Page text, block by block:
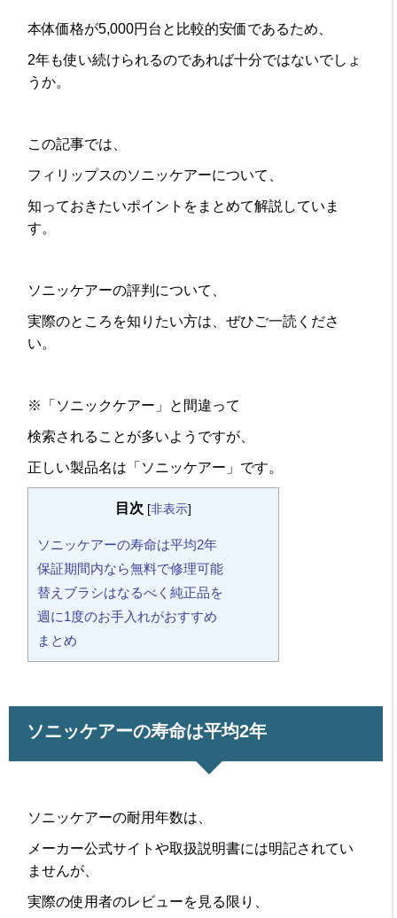
本体価格が5,000円台と比較的安価であるため、
2年も使い続けられるのであれば十分ではないでしょ
うか。
この記事では、
フィリップスのソニッケアーについて、
知っておきたいポイントをまとめて解説していま
す。
ソニッケアーの評判について、
実際のところを知りたい方は、ぜひご一読くださ
い。
※「ソニックケアー」と間違って
検索されることが多いようですが、
正しい製品名は「ソニッケアー」です。
目次 [非表示]
ソニッケアーの寿命は平均2年
保証期間内なら無料で修理可能
替えブラシはなるべく純正品を
週に1度のお手入れがおすすめ
まとめ
ソニッケアーの寿命は平均2年
ソニッケアーの耐用年数は、
メーカー公式サイトや取扱説明書には明記されてい
ませんが、
実際の使用者のレビューを見る限り、